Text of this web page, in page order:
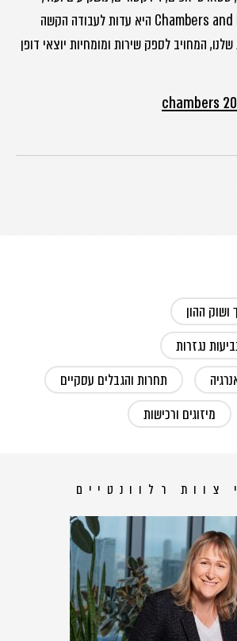
הכרה זו של Chambers and Partners היא עדות לעבודה הקשה
המחויב לספק שירות ומומחיות יוצאי דופן
ושוק ההון
נגזרות
תחרות והגבלים עסקיים
מיזוגים ורכישות
צוות רלוונטיים